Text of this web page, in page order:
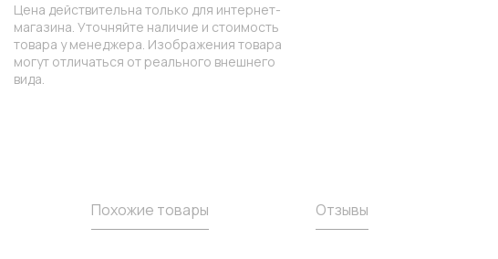
Цена действительна только для интернет-
магазина. Уточняйте наличие и стоимость
товара у менеджера. Изображения товара
могут отличаться от реального внешнего
вида.
Похожие товары Отзывы